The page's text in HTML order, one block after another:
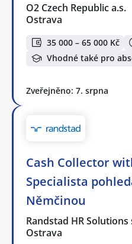
O2 Czech Republic a.s.
Ostrava
35 000 – 65 000 Kč
Vhodné také pro
Zveřejněno: 7. srpna
Cash Collector
Specialista
Němčinou
Randstad HR Solutions
Ostrava